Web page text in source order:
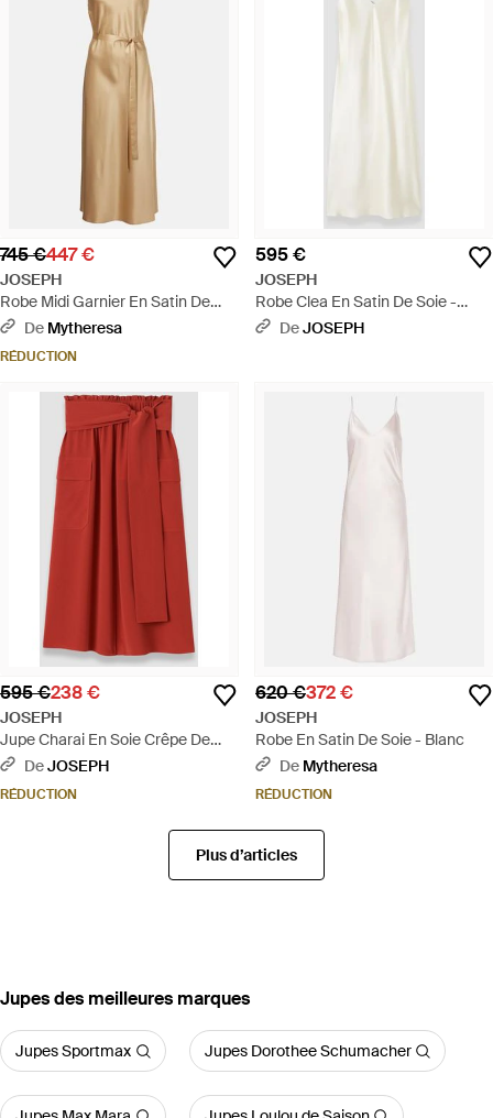
745 €447 €
JOSEPH
Robe Midi Garnier En Satin De
Soie - Neutre
De Mytheresa
RÉDUCTION
595 €
JOSEPH
Robe Clea En Satin De Soie -
Blanc
DeJOSEPH
595 €238 €
JOSEPH
Jupe Charai En Soie Crêpe De
Chine - Rouge
DeJOSEPH
RÉDUCTION
620 €372 €
JOSEPH
Robe En Satin De Soie - Blanc
De Mytheresa
RÉDUCTION
Plus d’articles
‪Jupes‬ des meilleures marques
Jupes Sportmax Jupes Dorothee Schumacher